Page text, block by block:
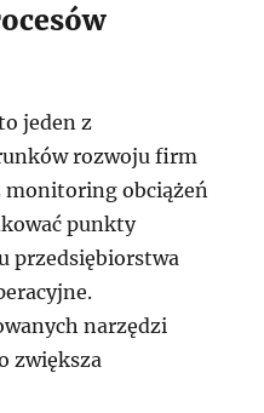
jeden z
rozwoju firm
monitoring obciążeń
punkty
przedsiębiorstwa
narzędzi
zwiększa